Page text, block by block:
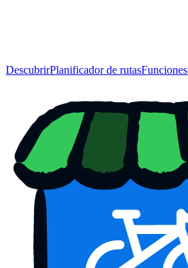
DescubrirPlanificador de rutas